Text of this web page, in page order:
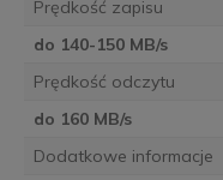
Prędkość zapisu
do 140-150 MB/s
Prędkość odczytu
do 160 MB/s
Dodatkowe informacje